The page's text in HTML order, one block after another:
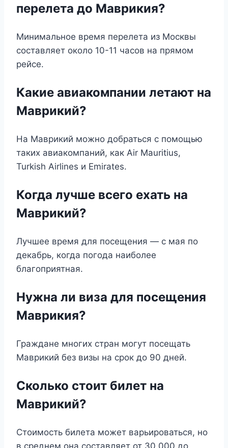
перелета до Маврикия?
Минимальное время перелета из Москвы
составляет около 10-11 часов на прямом
рейсе.
Какие авиакомпании летают на
Маврикий?
На Маврикий можно добраться с помощью
таких авиакомпаний, как Air Mauritius,
Turkish Airlines и Emirates.
Когда лучше всего ехать на
Маврикий?
Лучшее время для посещения — с мая по
декабрь, когда погода наиболее
благоприятная.
Нужна ли виза для посещения
Маврикия?
Граждане многих стран могут посещать
Маврикий без визы на срок до 90 дней.
Сколько стоит билет на
Маврикий?
Стоимость билета может варьироваться, но
в среднем она составляет от 30,000 до